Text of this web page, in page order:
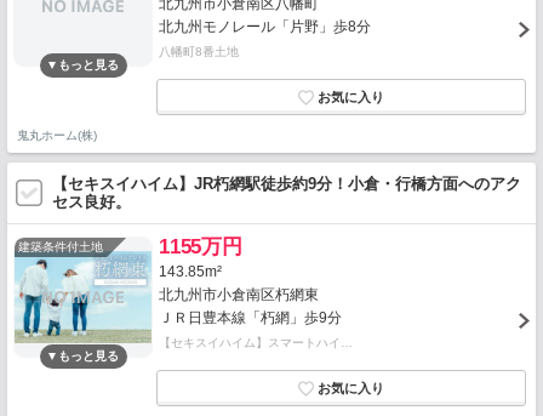
北九州市小倉南区八幡町
北九州モノレール「片野」歩8分
八幡町8番土地
鬼丸ホーム(株)
【セキスイハイム】JR朽網駅徒歩約9分！小倉・行橋方面へのアク
セス良好。
建築条件付土地 1155万円
143.85m²
北九州市小倉南区朽網東
ＪＲ日豊本線「朽網」歩9分
【セキスイハイム】スマートハイ…